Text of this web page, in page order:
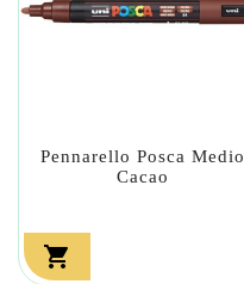
Pennarello Posca Medio
Cacao
